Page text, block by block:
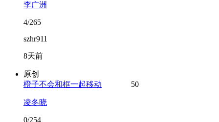
李广洲
4/265
szhr911
8天前
原创
橙子不会和框一起移动
50
凌冬晓
0/254